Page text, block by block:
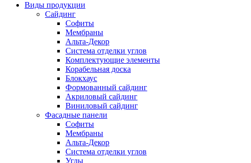
Виды продукции
Сайдинг
Софиты
Мембраны
Альта-Декор
Система отделки углов
Комплектующие элементы
Корабельная доска
Блокхаус
Формованный сайдинг
Акриловый сайдинг
Виниловый сайдинг
Фасадные панели
Софиты
Мембраны
Альта-Декор
Система отделки углов
Углы